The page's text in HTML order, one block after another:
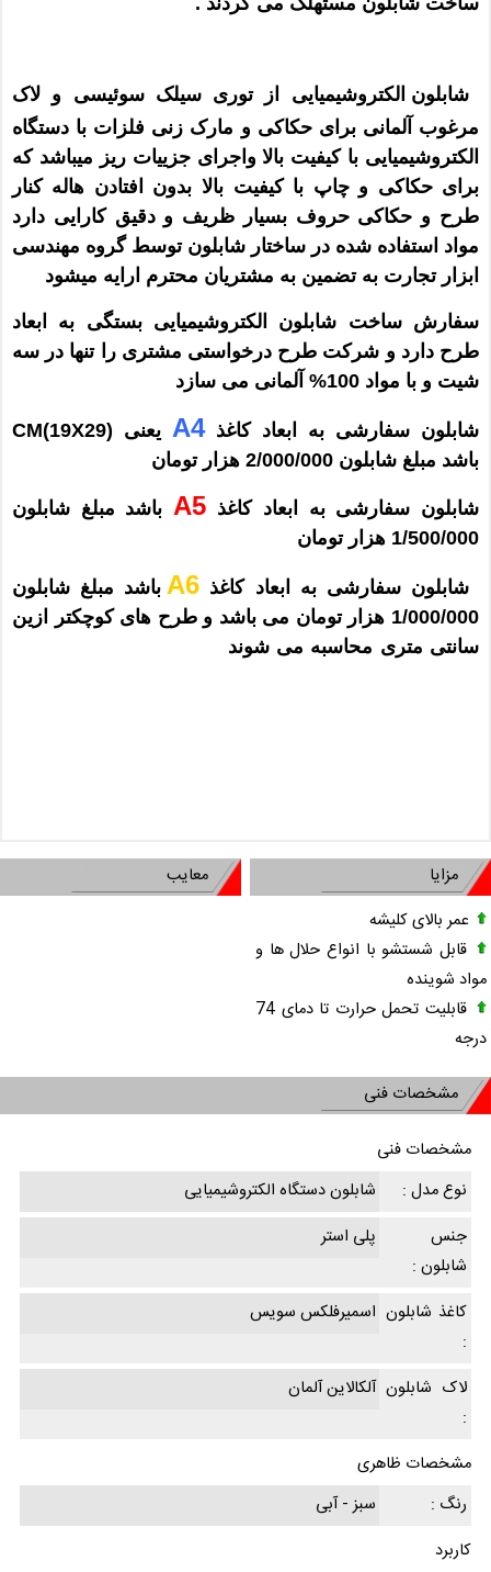
شابلون الکتروشیمیایی از توری سیلک سوئیسی و لاک
مرغوب آلمانی برای حکاکی و مارک زنی فلزات با دستگاه
الکتروشیمیایی با کیفیت بالا واجرای جزییات ریز میباشد که
برای حکاکی و چاپ با کیفیت بالا بدون افتادن هاله کنار
طرح و حکاکی حروف بسیار ظریف و دقیق کارایی دارد
مواد استفاده شده در ساختار شابلون توسط گروه مهندسی
ابزار تجارت به تضمین به مشتریان محترم ارایه میشود
سفارش ساخت شابلون الکتروشیمیایی بستگی به ابعاد
طرح دارد و شرکت طرح درخواستی مشتری را تنها در سه
شیت و با مواد 100% آلمانی می سازد
شابلون سفارشی به ابعاد کاغذA4
یعنی CM(19X29)
باشد مبلغ شابلون 2/000/000 هزار تومان
شابلون سفارشی به ابعادکاغذ A5باشد مبلغ شابلون
1/500/000 هزار تومان
شابلون سفارشی به ابعادکاغذ A6 باشد مبلغ شابلون
1/000/000 هزار تومان می باشد و طرح های کوچکتر ازین
سانتی متری محاسبه می شوند
مزایا
عمر بالای کلیشه
قابل شستشو با انواع حلال ها و
مواد شوینده
قابلیت تحمل حرارت تا دمای 74
درجه
معایب
مشخصات فنی
مشخصات فنی
نوع مدل :
شابلون دستگاه الکتروشیمیایی
جنس
شابلون :
پلی استر
کاغذ شابلون
:
اسمیرفلکس سویس
لاک شابلون
:
آلکالاین آلمان
مشخصات ظاهری
رنگ :
سبز - آبی
کاربرد